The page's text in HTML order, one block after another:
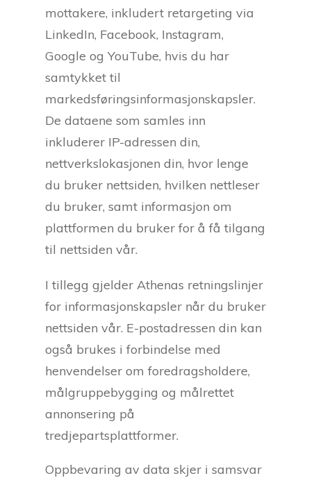
mottakere, inkludert retargeting via
LinkedIn, Facebook, Instagram,
Google og YouTube, hvis du har
samtykket til
markedsføringsinformasjonskapsler.
De dataene som samles inn
inkluderer IP-adressen din,
nettverkslokasjonen din, hvor lenge
du bruker nettsiden, hvilken nettleser
du bruker, samt informasjon om
plattformen du bruker for å få tilgang
til nettsiden vår.
I tillegg gjelder Athenas retningslinjer
for informasjonskapsler når du bruker
nettsiden vår. E-postadressen din kan
også brukes i forbindelse med
henvendelser om foredragsholdere,
målgruppebygging og målrettet
annonsering på
tredjepartsplattformer.
Oppbevaring av data skjer i samsvar